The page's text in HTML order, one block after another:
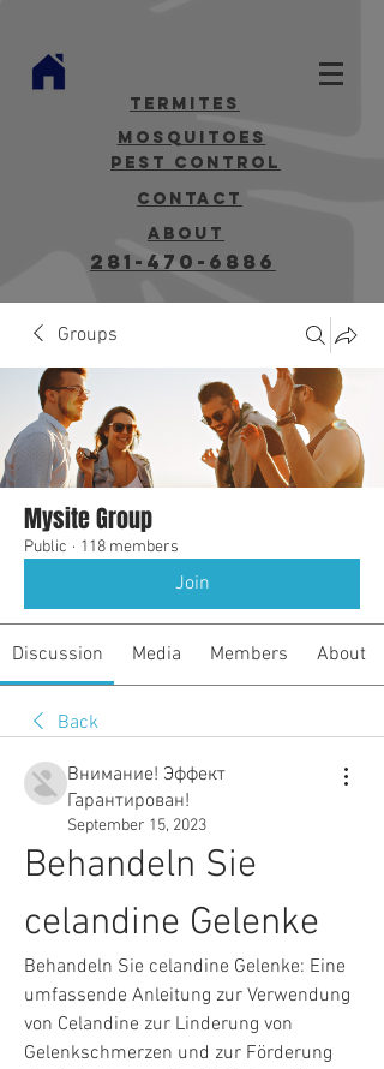
termites
mosquitoes
Pest Control
contact
about
281-470-6886
Groups
Mysite Group
Public · 118 members
Join
Discussion Media Members About
Back
Внимание! Эффект
Гарантирован!
September 15, 2023
Behandeln Sie
celandine Gelenke
Behandeln Sie celandine Gelenke: Eine
umfassende Anleitung zur Verwendung
von Celandine zur Linderung von
Gelenkschmerzen und zur Förderung